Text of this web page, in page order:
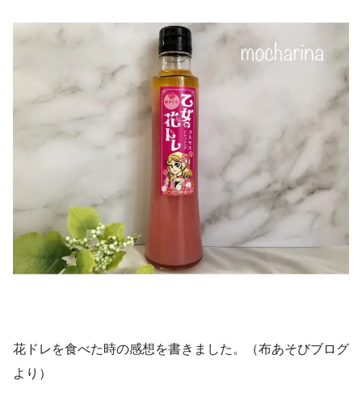
花ドレを食べた時の感想を書きました。（布あそびブログ
より）